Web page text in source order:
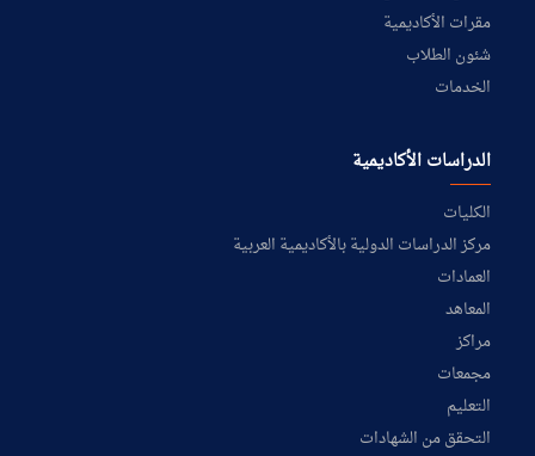
مقرات الأكاديمية
شئون الطلاب
الخدمات
الدراسات الأكاديمية
الكليات
مركز الدراسات الدولية بالأكاديمية العربية
العمادات
المعاهد
مراكز
مجمعات
التعليم
التحقق من الشهادات